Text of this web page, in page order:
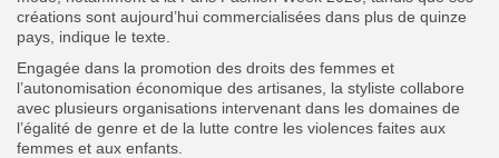
créations sont aujourd’hui commercialisées dans plus de quinze
pays, indique le texte.
‎Engagée dans la promotion des droits des femmes et
l’autonomisation économique des artisanes, la styliste collabore
avec plusieurs organisations intervenant dans les domaines de
l’égalité de genre et de la lutte contre les violences faites aux
femmes et aux enfants.